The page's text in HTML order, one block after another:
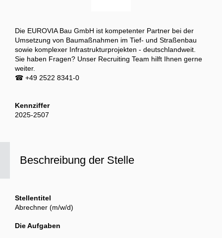
Beschreibung der Stelle
Stellentitel
Abrechner (m/w/d)
Die Aufgaben
Die EUROVIA Bau GmbH ist kompetenter Partner bei der
Umsetzung von Baumaßnahmen im Tief- und Straßenbau
sowie komplexer Infrastrukturprojekten - deutschlandweit.
Sie haben Fragen? Unser Recruiting Team hilft Ihnen gerne
weiter.
☎ +49 2522 8341-0
Kennziffer
2025-2507